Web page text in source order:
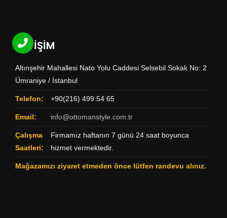
İLETİŞİM
Altınşehir Mahallesi Nato Yolu Caddesi Selsebil Sokak No: 2
Ümraniye / İstanbul
Telefon: +90(216) 499 54 65
Email: info@ottomanstyle.com.tr
Çalışma
Saatleri:
Firmamız haftanın 7 günü 24 saat boyunca
hizmet vermektedir.
Mağazamızı ziyaret etmeden önce lütfen randevu alınız.